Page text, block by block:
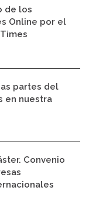
de los
Online por el
partes del
en nuestra
Convenio